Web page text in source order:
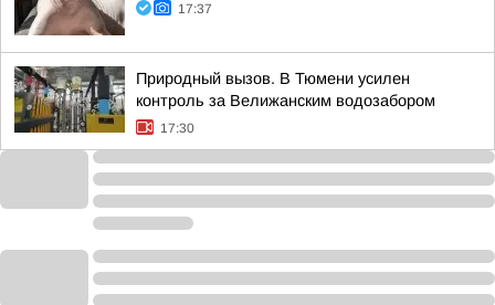
17:37
Природный вызов. В Тюмени усилен
контроль за Велижанским водозабором
17:30